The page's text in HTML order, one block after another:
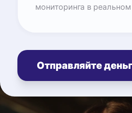
мониторинга в
Отправляйте